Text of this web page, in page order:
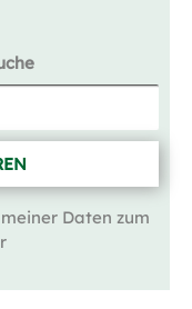
Daten zum